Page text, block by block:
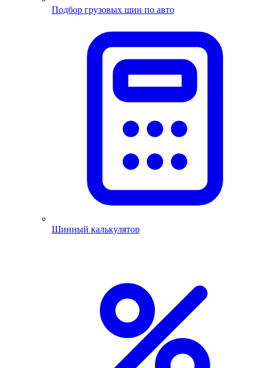
Подбор грузовых шин по авто
Шинный калькулятор